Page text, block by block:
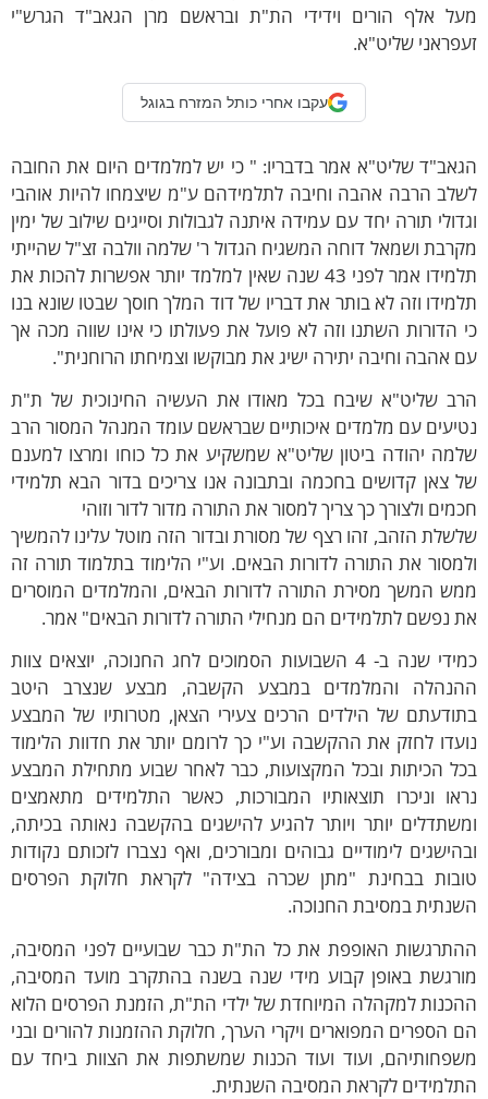
אלף הורים וידידי הת"ת ובראשם מרן הגאב"ד הגרש"י
שליט"א.
עקבו אחרי כותל המזרח בגוגל
שליט"א אמר בדבריו: " כי יש למלמדים היום את החובה
הרבה אהבה וחיבה לתלמידהם ע"מ שיצמחו להיות אוהבי
תורה יחד עם עמידה איתנה לגבולות וסייגים שילוב של ימין
ושמאל דוחה המשגיח הגדול ר' שלמה וולבה זצ"ל שהייתי
תלמידו אמר לפני 43 שנה שאין למלמד יותר אפשרות להכות את
וזה לא בותר את דבריו של דוד המלך חוסך שבטו שונא בנו
הדורות השתנו וזה לא פועל את פעולתו כי אינו שווה מכה אך
אהבה וחיבה יתירה ישיג את מבוקשו וצמיחתו הרוחנית".
שליט"א שיבח בכל מאודו את העשיה החינוכית של ת"ת
עם מלמדים איכותיים שבראשם עומד המנהל המסור הרב
יהודה ביטון שליט"א שמשקיע את כל כוחו ומרצו למענם
צאן קדושים בחכמה ובתבונה אנו צריכים בדור הבא תלמידי
ולצורך כך צריך למסור את התורה מדור לדור וזוהי
הזהב, זהו רצף של מסורת ובדור הזה מוטל עלינו להמשיך
את התורה לדורות הבאים. וע"י הלימוד בתלמוד תורה זה
המשך מסירת התורה לדורות הבאים, והמלמדים המוסרים
נפשם לתלמידים הם מנחילי התורה לדורות הבאים" אמר.
כמידי שנה ב- 4 השבועות הסמוכים לחג החנוכה, יוצאים צוות
והמלמדים במבצע הקשבה, מבצע שנצרב היטב
של הילדים הרכים צעירי הצאן, מטרותיו של המבצע
לחזק את ההקשבה וע"י כך לרומם יותר את חדוות הלימוד
הכיתות ובכל המקצועות, כבר לאחר שבוע מתחילת המבצע
וניכרו תוצאותיו המבורכות, כאשר התלמידים מתאמצים
יותר ויותר להגיע להישגים בהקשבה נאותה בכיתה,
לימודיים גבוהים ומבורכים, ואף נצברו לזכותם נקודות
בבחינת "מתן שכרה בצידה" לקראת חלוקת הפרסים
במסיבת החנוכה.
האופפת את כל הת"ת כבר שבועיים לפני המסיבה,
באופן קבוע מידי שנה בשנה בהתקרב מועד המסיבה,
למקהלה המיוחדת של ילדי הת"ת, הזמנת הפרסים הלוא
הספרים המפוארים ויקרי הערך, חלוקת ההזמנות להורים ובני
ועוד ועוד הכנות שמשתפות את הצוות ביחד עם
לקראת המסיבה השנתית.